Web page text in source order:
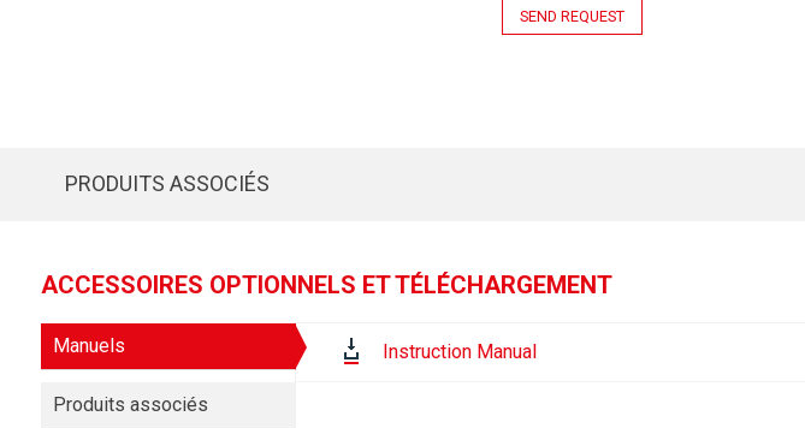
SEND REQUEST
PRODUITS ASSOCIÉS
ACCESSOIRES OPTIONNELS ET TÉLÉCHARGEMENT
Manuels
Produits associés
Instruction Manual